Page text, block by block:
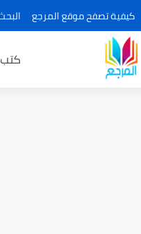
كيفية تصفح موقع المرجع